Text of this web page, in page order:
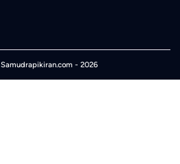
Samudrapikiran.com - 2026